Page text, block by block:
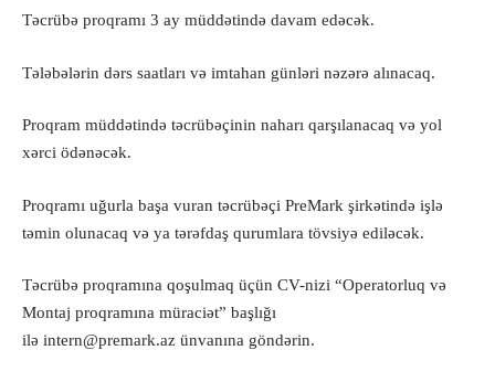
Təcrübə proqramı 3 ay müddətində davam edəcək.
Tələbələrin dərs saatları və imtahan günləri nəzərə alınacaq.
Proqram müddətində təcrübəçinin naharı qarşılanacaq və yol
xərci ödənəcək.
Proqramı uğurla başa vuran təcrübəçi PreMark şirkətində işlə
təmin olunacaq və ya tərəfdaş qurumlara tövsiyə ediləcək.
Təcrübə proqramına qoşulmaq üçün CV-nizi “Operatorluq və
Montaj proqramına müraciət” başlığı
ilə intern@premark.az ünvanına göndərin.